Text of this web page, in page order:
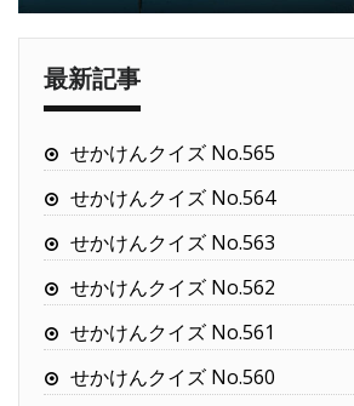
最新記事
せかけんクイズ No.565
せかけんクイズ No.564
せかけんクイズ No.563
せかけんクイズ No.562
せかけんクイズ No.561
せかけんクイズ No.560